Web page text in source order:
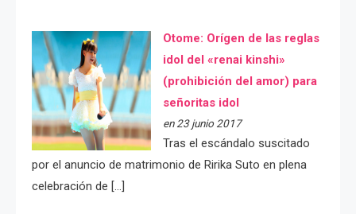
Otome: Orígen de las reglas
idol del «renai kinshi»
(prohibición del amor) para
señoritas idol
en 23 junio 2017
Tras el escándalo suscitado
por el anuncio de matrimonio de Ririka Suto en plena
celebración de […]